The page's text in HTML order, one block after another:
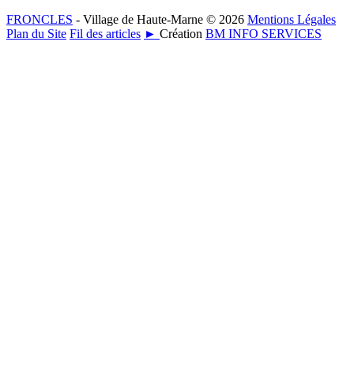
FRONCLES - Village de Haute-Marne © 2026 Mentions Légales
Plan du Site Fil des articles ► Création BM INFO SERVICES